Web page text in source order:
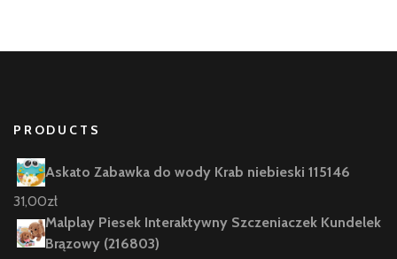
PRODUCTS
Askato Zabawka do wody Krab niebieski 115146
31,00zł
Malplay Piesek Interaktywny Szczeniaczek Kundelek
Brązowy (216803)